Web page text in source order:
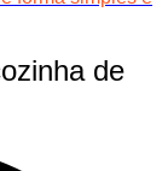
de